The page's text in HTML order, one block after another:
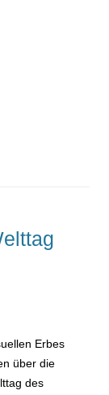
Erbes
über die
des